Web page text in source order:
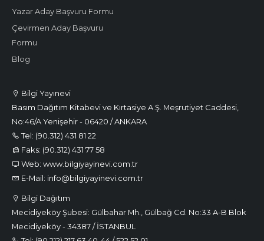
Bilgi Yayınevi
Basım Dağıtım Kitabevi ve Kırtasiye A.Ş. Meşrutiyet Caddesi,
No:46/A Yenişehir - 06420 / ANKARA
Tel: (90.312) 431 81 22
Faks: (90.312) 431 77 58
Web: www.bilgiyayinevi.com.tr
E-Mail: info@bilgiyayinevi.com.tr
Bilgi Dağıtım
Mecidiyeköy Şubesi: Gülbahar Mh., Gülbağ Cd. No:33 A-B Blok
Mecidiyeköy - 34387 / İSTANBUL
Yazar Aday Başvuru Formu
Çevirmen Aday Başvuru
Formu
Blog